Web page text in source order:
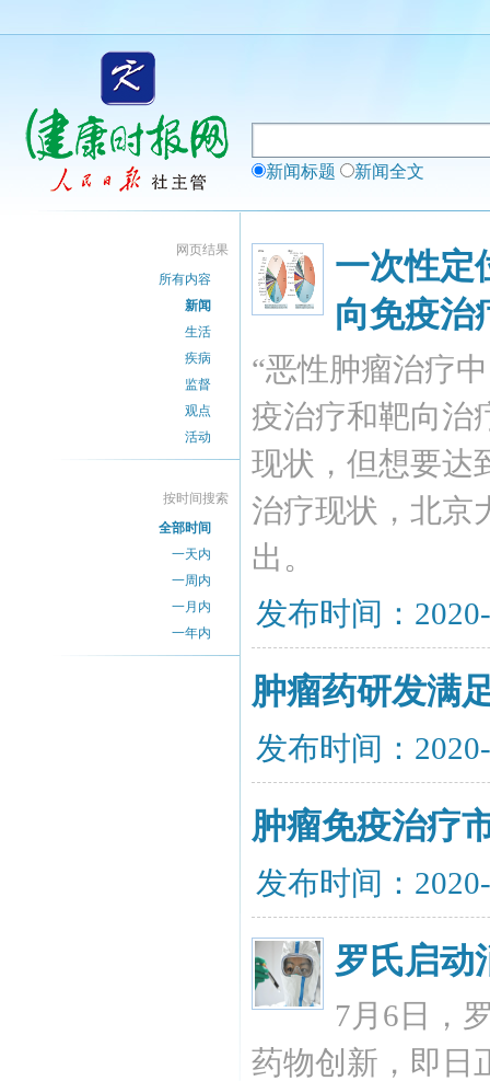
新闻标题 新闻全文
网页结果
所有内容
新闻
生活
疾病
监督
观点
活动
按时间搜索
全部时间
一天内
一周内
一月内
一年内
一次性定
向免疫治
“恶性肿瘤治疗
疫治疗和靶向治
现状，但想要达
治疗现状，北京
出。
发布时间：
肿瘤药研发满
发布时间：
肿瘤免疫治疗
发布时间：
罗氏启动
7月6日，
药物创新，即日